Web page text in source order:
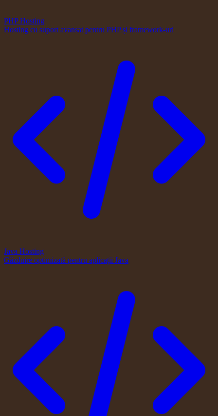
PHP Hosting
Hosting cu suport avansat pentru PHP și framework-uri
Java Hosting
Găzduire optimizată pentru aplicații Java